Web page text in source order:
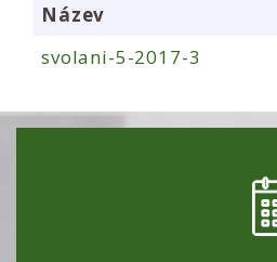
Název
svolani-5-2017-3